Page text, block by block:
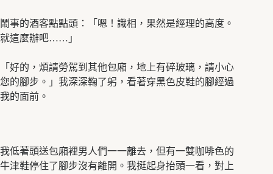
鬧事的酒客點點頭：「嗯！識相，果然是經理的高度。
就這麼辦吧……」
「好的，煩請勞駕到其他包廂，地上有碎玻璃，請小心
您的腳步。」我深深鞠了躬，看著穿黑色皮鞋的腳經過
我的面前。
我低著頭送包廂裡男人們一一離去，但有一雙咖啡色的
牛津鞋停住了腳步沒有離開。我挺起身抬頭一看，對上